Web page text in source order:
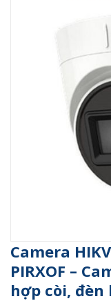
Camera
PIRXOF –
hợp còi, đèn